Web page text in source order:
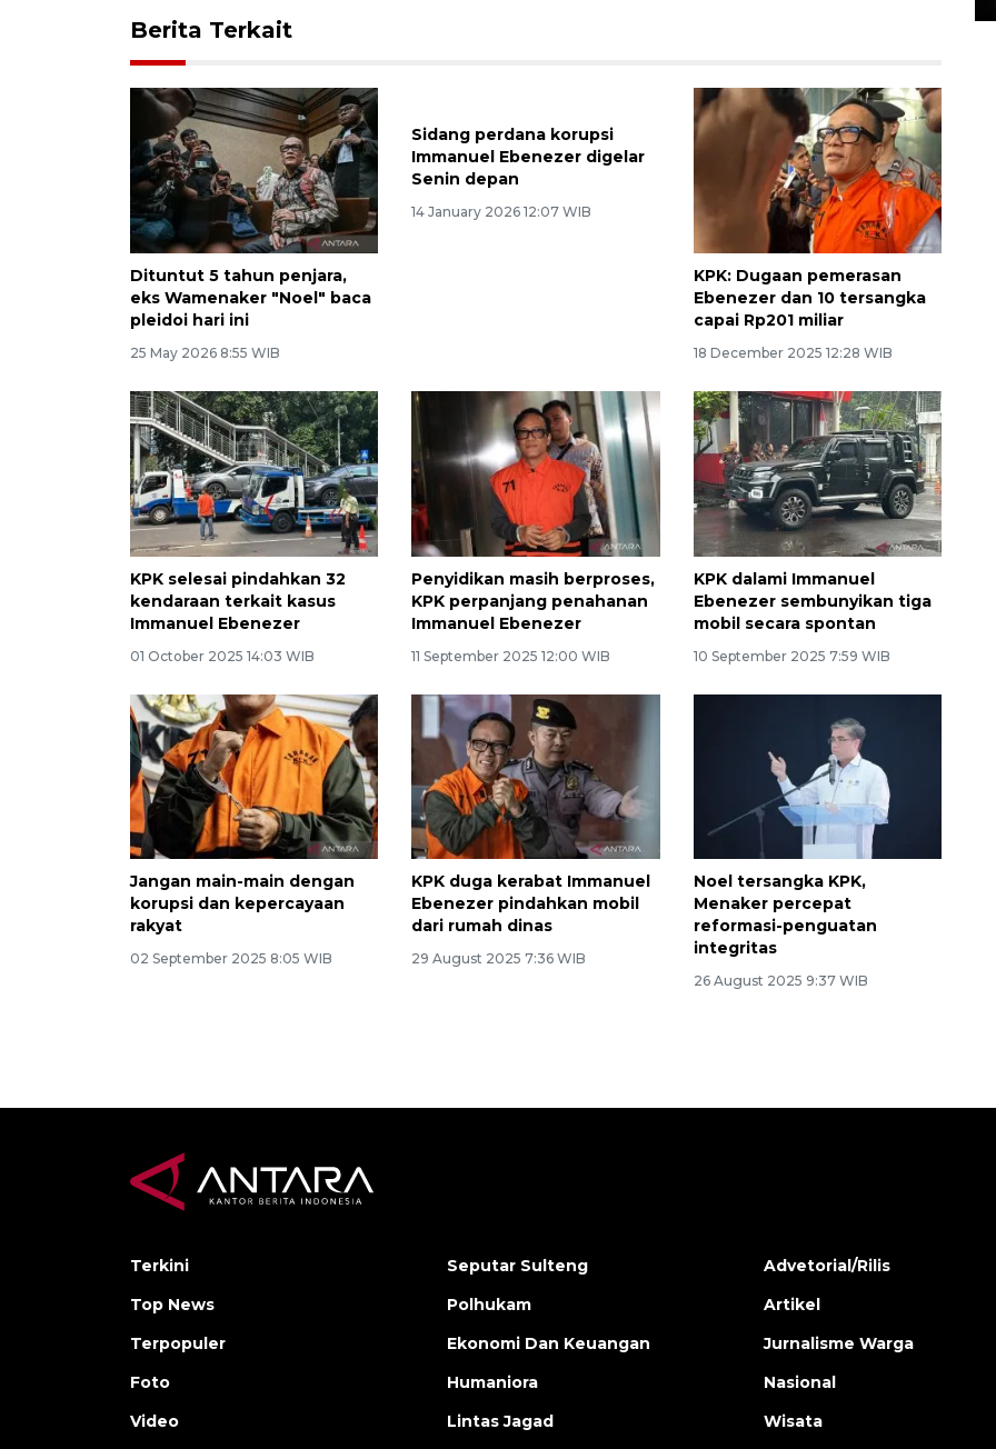
Berita Terkait
Dituntut 5 tahun penjara,
eks Wamenaker "Noel" baca
pleidoi hari ini
25 May 2026 8:55 WIB
Sidang perdana korupsi
Immanuel Ebenezer digelar
Senin depan
14 January 2026 12:07 WIB
KPK: Dugaan pemerasan
Ebenezer dan 10 tersangka
capai Rp201 miliar
18 December 2025 12:28 WIB
KPK selesai pindahkan 32
kendaraan terkait kasus
Immanuel Ebenezer
01 October 2025 14:03 WIB
Penyidikan masih berproses,
KPK perpanjang penahanan
Immanuel Ebenezer
11 September 2025 12:00 WIB
KPK dalami Immanuel
Ebenezer sembunyikan tiga
mobil secara spontan
10 September 2025 7:59 WIB
Jangan main-main dengan
korupsi dan kepercayaan
rakyat
02 September 2025 8:05 WIB
KPK duga kerabat Immanuel
Ebenezer pindahkan mobil
dari rumah dinas
29 August 2025 7:36 WIB
Noel tersangka KPK,
Menaker percepat
reformasi-penguatan
integritas
26 August 2025 9:37 WIB
Terkini
Top News
Terpopuler
Foto
Video
Seputar Sulteng
Polhukam
Ekonomi Dan Keuangan
Humaniora
Lintas Jagad
Advetorial/Rilis
Artikel
Jurnalisme Warga
Nasional
Wisata